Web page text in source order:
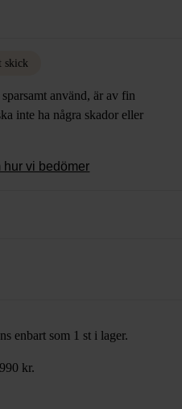
skick
använd, är av fin
inte ha några skador eller
hur vi bedömer
enbart som 1 st i lager.
kr.